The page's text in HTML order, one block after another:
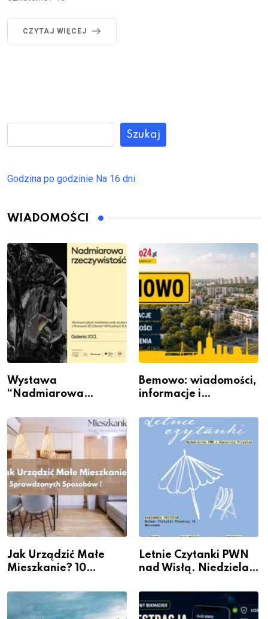
CZYTAJ WIĘCEJ
Szukaj
Godzina po godzinie Na 16 dni
WIADOMOŚCI
Wystawa
“Nadmiarowa
Galerii XX1
Bemowo: wiadomości,
informacje i
Jak Urządzić Małe
Mieszkanie? 10
Przestrzeni Bez
Kosztownego Remontu
Letnie Czytanki PWN
nad Wisłą. Niedziela z
dla siebie